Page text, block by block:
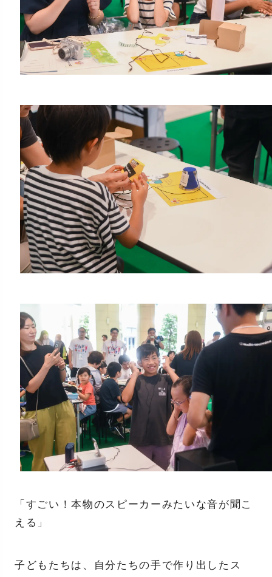
「すごい！本物のスピーカーみたいな音が聞こ
える」
子どもたちは、自分たちの手で作り出したス